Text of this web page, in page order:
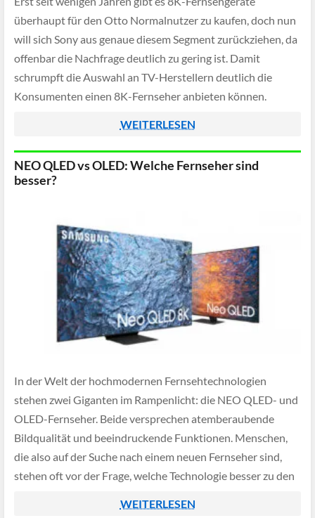
überhaupt für den Otto Normalnutzer zu kaufen, doch nun
will sich Sony aus genaue diesem Segment zurückziehen, da
offenbar die Nachfrage deutlich zu gering ist. Damit
schrumpft die Auswahl an TV-Herstellern deutlich die
Konsumenten einen 8K-Fernseher anbieten können.
WEITERLESEN
NEO QLED vs OLED: Welche Fernseher sind
besser?
In der Welt der hochmodernen Fernsehtechnologien
stehen zwei Giganten im Rampenlicht: die NEO QLED- und
OLED-Fernseher. Beide versprechen atemberaubende
Bildqualität und beeindruckende Funktionen. Menschen,
die also auf der Suche nach einem neuen Fernseher sind,
stehen oft vor der Frage, welche Technologie besser zu den
Filmeschauen oder in bester […]
WEITERLESEN